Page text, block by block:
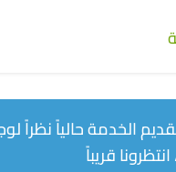
الخدمة حالياً نظراً
قريباً